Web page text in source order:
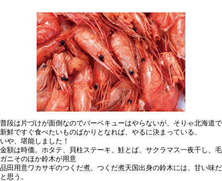
普段は片づけが面倒なのでバーベキューはやらないが、そりゃ北海道で
新鮮ですぐ食べたいものばかりとなれば、やるに決まっている。
いや、堪能しました！
金額は時価。ホタテ、貝柱ステーキ、鮭とば、サクラマス一夜干し、毛
ガニそのほか鈴木が用意
品田用意ワカサギのつくだ煮。つくだ煮天国出身の鈴木には、甘い味だ
と思う。